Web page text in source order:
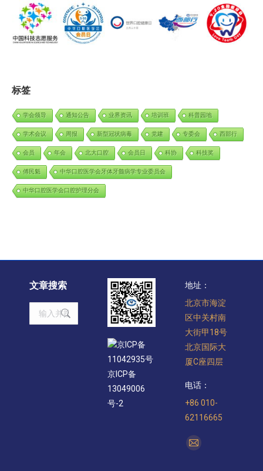
标签
学会领导 通知公告 业界资讯 培训班 科普园地
学术会议 周报 新型冠状病毒 党建 专委会 西部行
会员 年会 北大口腔 会员日 科协 科技奖
傅民魁 中华口腔医学会牙体牙髓病学专业委员会
中华口腔医学会口腔护理分会
文章搜索
Search:
京ICP备
11042935号
京ICP备
13049006
号-2
地址：
北京市海淀
区中关村南
大街甲18号
北京国际大
厦C座四层
电话：
+86 010-
62116665
找到我们：
Mail